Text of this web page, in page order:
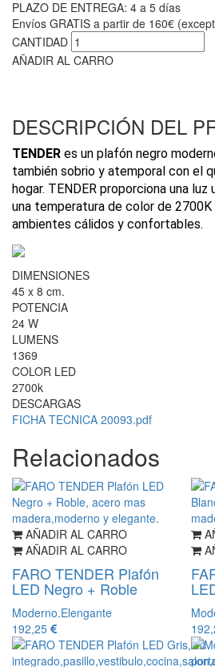
PLAZO DE ENTREGA: 4 a 5 días
Envíos GRATIS a partir de 160€
CANTIDAD
AÑADIR AL CARRO
DESCRIPCIÓN DEL
TENDER es un plafón negro
también sobrio y atemporal con el
hogar. TENDER proporciona una
una temperatura de color de
ambientes cálidos y confortables.
DIMENSIONES
45 x 8 cm.
POTENCIA
24 W
LUMENS
1369
COLOR LED
2700k
DESCARGAS
FICHA TECNICA 20093.pdf
Relacionados
AÑADIR AL CARRO
AÑADIR AL CARRO
FARO TENDER Plafón
LED Negro + Roble
Moderno.Elengante
192,25